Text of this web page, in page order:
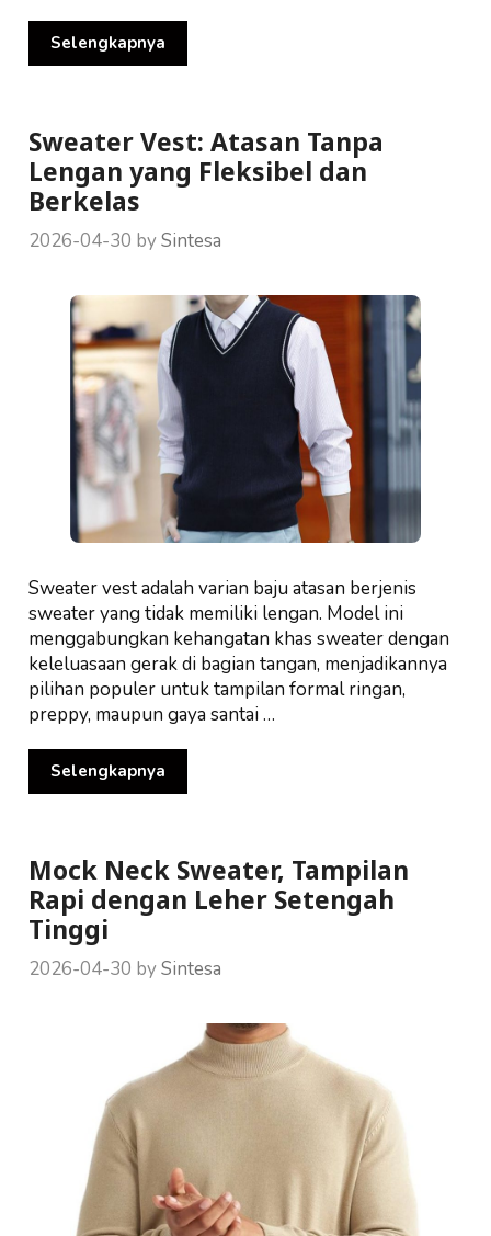
Selengkapnya
Sweater Vest: Atasan Tanpa
Lengan yang Fleksibel dan
Berkelas
2026-04-30 bySintesa
Sweater vest adalah varian baju atasan berjenis
sweater yang tidak memiliki lengan. Model ini
menggabungkan kehangatan khas sweater dengan
keleluasaan gerak di bagian tangan, menjadikannya
pilihan populer untuk tampilan formal ringan,
preppy, maupun gaya santai …
Selengkapnya
Mock Neck Sweater, Tampilan
Rapi dengan Leher Setengah
Tinggi
2026-04-30 bySintesa